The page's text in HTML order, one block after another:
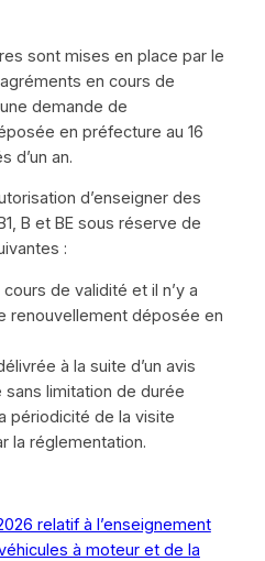
sont mises en place par le
en cours de
demande de
en préfecture au 16
d’un an.
d’enseigner des
B et BE sous réserve de
:
de validité et il n’y a
renouvellement déposée en
à la suite d’un avis
sans limitation de durée
périodicité de la visite
la réglementation.
relatif à l’enseignement
à moteur et de la